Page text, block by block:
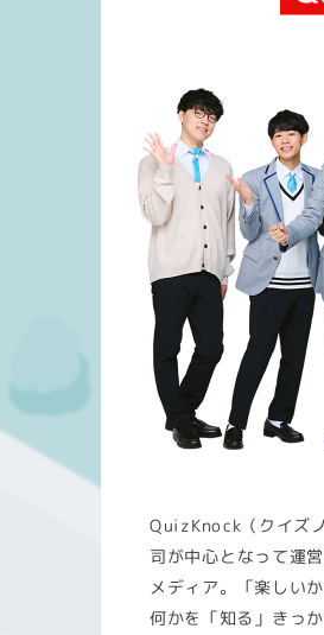
QuizKnock（クイズ
司が中心となって運
メディア。「楽しい
何かを「知る」きっ